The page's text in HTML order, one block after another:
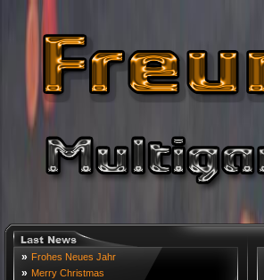
» Frohes Neues Jahr
» Merry Christmas